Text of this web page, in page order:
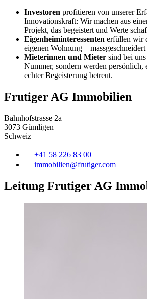
Investoren profitieren von unserer
Innovationskraft: Wir machen aus
Projekt, das begeistert und Werte
Eigenheiminteressenten erfüllen wir
eigenen Wohnung –
Mieterinnen und Mieter sind bei
Nummer, sondern werden persönlich,
echter Begeisterung betreut.
Frutiger AG Immobilien
Bahnhofstrasse 2a
3073 Gümligen
Schweiz
+41 58 226 83 00
immobilien@frutiger.com
Leitung Frutiger AG